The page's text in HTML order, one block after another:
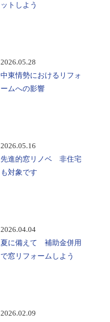
ットしよう
2026.05.28
中東情勢におけるリフォ
ームへの影響
2026.05.16
先進的窓リノベ 非住宅
も対象です
2026.04.04
夏に備えて 補助金併用
で窓リフォームしよう
2026.02.09